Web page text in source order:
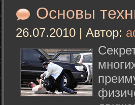
Основы
26.07.2010 | Автор: